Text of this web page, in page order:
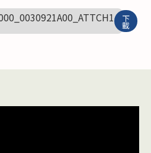
下
載